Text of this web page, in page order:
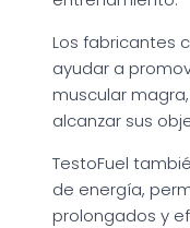
Los fabricantes
ayudar a
muscular
alcanzar sus
TestoFuel
de energía,
prolongados y